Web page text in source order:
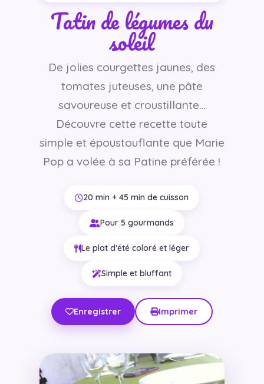
Tatin de légumes du
soleil
De jolies courgettes jaunes, des
tomates juteuses, une pâte
savoureuse et croustillante…
Découvre cette recette toute
simple et époustouflante que Marie
Pop a volée à sa Patine préférée !
20 min + 45 min de cuisson
Pour 5 gourmands
Le plat d’été coloré et léger
Simple et bluffant
Enregistrer Imprimer